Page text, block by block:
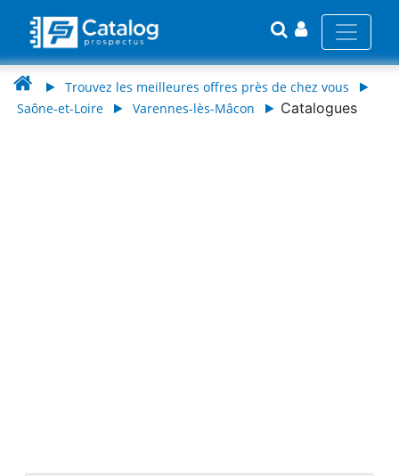
Trouvez les meilleures offres près de chez vous
Saône-et-Loire
Varennes-lès-Mâcon Catalogues